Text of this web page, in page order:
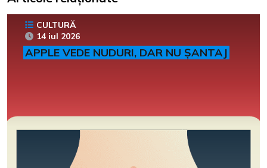
CULTURĂ
14 iul 2026
APPLE VEDE NUDURI, DAR NU ȘANTAJ